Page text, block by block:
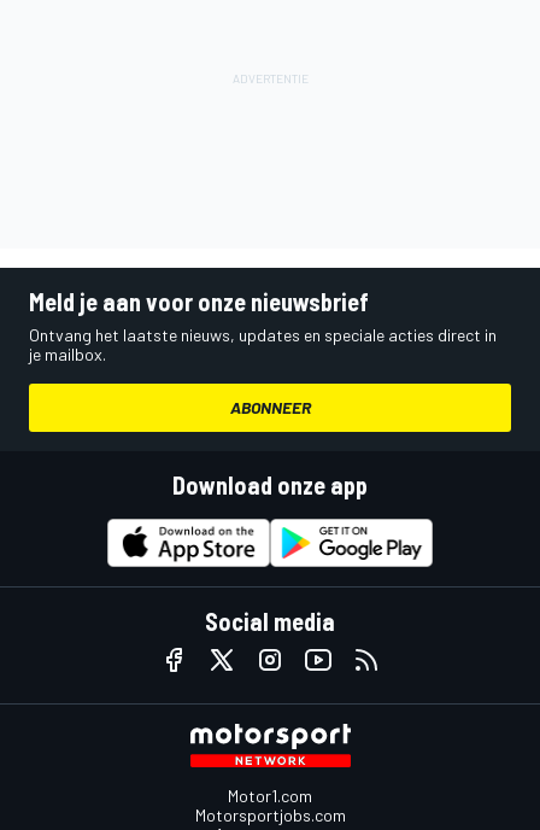
Meld je aan voor onze nieuwsbrief
Ontvang het laatste nieuws, updates en speciale acties direct in
je mailbox.
ABONNEER
Download onze app
Social media
Motor1.com
Motorsportjobs.com